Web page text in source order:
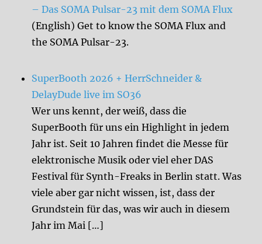
– Das SOMA Pulsar-23 mit dem SOMA Flux
(English) Get to know the SOMA Flux and
the SOMA Pulsar-23.
SuperBooth 2026 + HerrSchneider &
DelayDude live im SO36
Wer uns kennt, der weiß, dass die
SuperBooth für uns ein Highlight in jedem
Jahr ist. Seit 10 Jahren findet die Messe für
elektronische Musik oder viel eher DAS
Festival für Synth-Freaks in Berlin statt. Was
viele aber gar nicht wissen, ist, dass der
Grundstein für das, was wir auch in diesem
Jahr im Mai […]